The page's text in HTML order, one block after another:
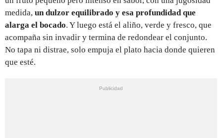
medida, un dulzor equilibrado y esa profundidad que
alarga el bocado. Y luego está el aliño, verde y fresco, que
acompaña sin invadir y termina de redondear el conjunto.
No tapa ni distrae, solo empuja el plato hacia donde quieren
que esté.